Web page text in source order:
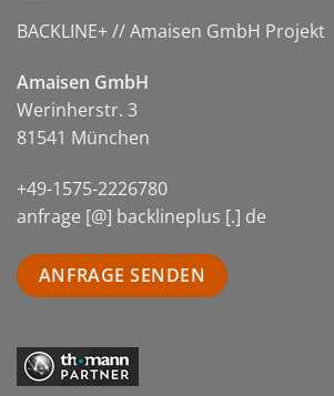
BACKLINE+ // Amaisen GmbH Projekt
Amaisen GmbH
Werinherstr. 3
81541 München
+49-1575-2226780
anfrage [@] backlineplus [.] de
ANFRAGE SENDEN